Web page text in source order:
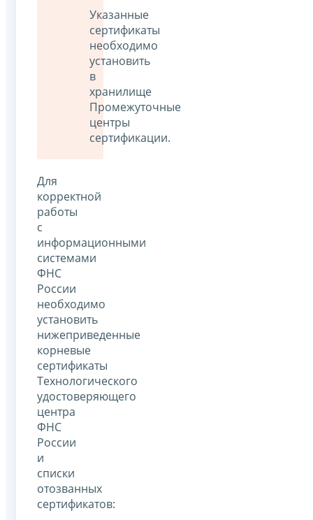
Указанныe
сертификаты
необходимо
установить
в
хранилище
Промежуточные
центры
сертификации.
Для
корректной
работы
с
информационными
системами
ФНС
России
необходимо
установить
нижеприведенные
корневые
сертификаты
Технологического
удостоверяющего
центра
ФНС
России
и
списки
отозванных
сертификатов: